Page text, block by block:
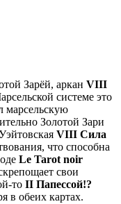
Зарёй, аркан VIII
системе это
марсельскую
Золотой Зари
VIII Сила
что способна
Le Tarot noir
свои
то II Папессой!?
в обеих картах.